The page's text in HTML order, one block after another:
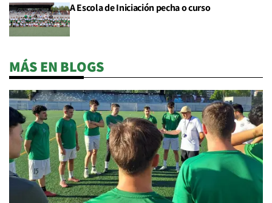
A Escola de Iniciación pecha o curso
MÁS EN BLOGS